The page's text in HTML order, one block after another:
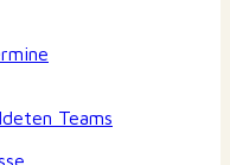
Teams